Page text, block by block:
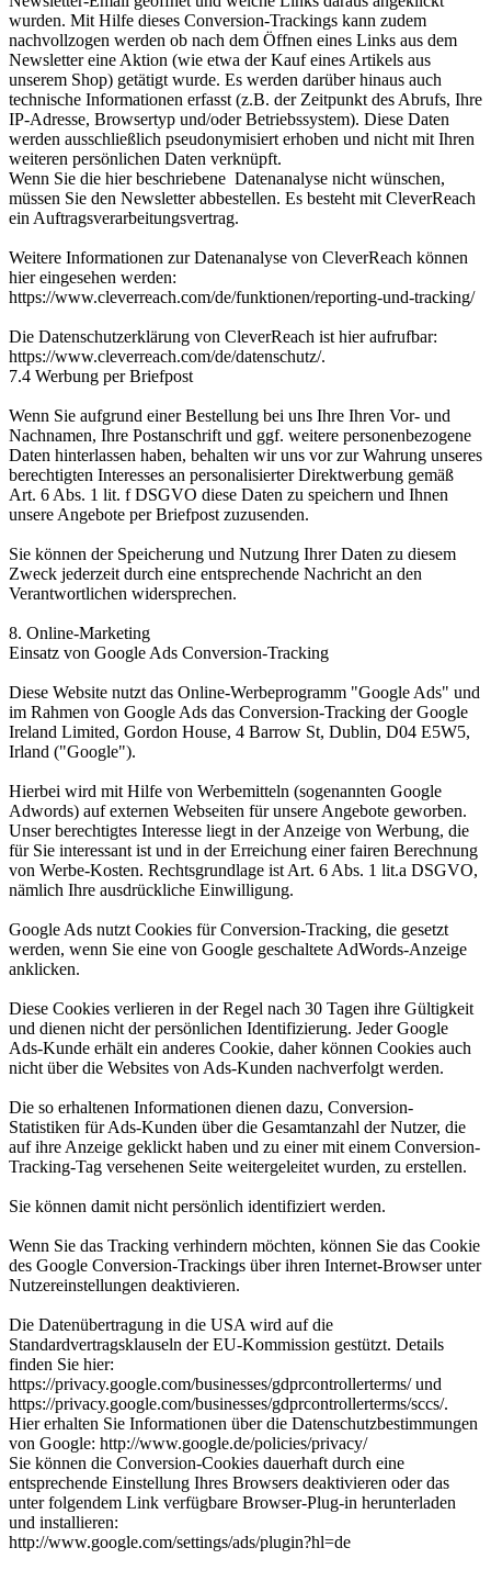
wurden. Mit Hilfe dieses Conversion-Trackings kann zudem
nachvollzogen werden ob nach dem Öffnen eines Links aus dem
Newsletter eine Aktion (wie etwa der Kauf eines Artikels aus
unserem Shop) getätigt wurde. Es werden darüber hinaus auch
technische Informationen erfasst (z.B. der Zeitpunkt des Abrufs, Ihre
IP-Adresse, Browsertyp und/oder Betriebssystem). Diese Daten
werden ausschließlich pseudonymisiert erhoben und nicht mit Ihren
weiteren persönlichen Daten verknüpft.
Wenn Sie die hier beschriebene Datenanalyse nicht wünschen,
müssen Sie den Newsletter abbestellen. Es besteht mit CleverReach
ein Auftragsverarbeitungsvertrag.
Weitere Informationen zur Datenanalyse von CleverReach können
hier eingesehen werden:
https://www.cleverreach.com/de/funktionen/reporting-und-tracking/
Die Datenschutzerklärung von CleverReach ist hier aufrufbar:
https://www.cleverreach.com/de/datenschutz/.
7.4 Werbung per Briefpost
Wenn Sie aufgrund einer Bestellung bei uns Ihre Ihren Vor- und
Nachnamen, Ihre Postanschrift und ggf. weitere personenbezogene
Daten hinterlassen haben, behalten wir uns vor zur Wahrung unseres
berechtigten Interesses an personalisierter Direktwerbung gemäß
Art. 6 Abs. 1 lit. f DSGVO diese Daten zu speichern und Ihnen
unsere Angebote per Briefpost zuzusenden.
Sie können der Speicherung und Nutzung Ihrer Daten zu diesem
Zweck jederzeit durch eine entsprechende Nachricht an den
Verantwortlichen widersprechen.
8. Online-Marketing
Einsatz von Google Ads Conversion-Tracking
Diese Website nutzt das Online-Werbeprogramm "Google Ads" und
im Rahmen von Google Ads das Conversion-Tracking der Google
Ireland Limited, Gordon House, 4 Barrow St, Dublin, D04 E5W5,
Irland ("Google").
Hierbei wird mit Hilfe von Werbemitteln (sogenannten Google
Adwords) auf externen Webseiten für unsere Angebote geworben.
Unser berechtigtes Interesse liegt in der Anzeige von Werbung, die
für Sie interessant ist und in der Erreichung einer fairen Berechnung
von Werbe-Kosten. Rechtsgrundlage ist Art. 6 Abs. 1 lit.a DSGVO,
nämlich Ihre ausdrückliche Einwilligung.
Google Ads nutzt Cookies für Conversion-Tracking, die gesetzt
werden, wenn Sie eine von Google geschaltete AdWords-Anzeige
anklicken.
Diese Cookies verlieren in der Regel nach 30 Tagen ihre Gültigkeit
und dienen nicht der persönlichen Identifizierung. Jeder Google
Ads-Kunde erhält ein anderes Cookie, daher können Cookies auch
nicht über die Websites von Ads-Kunden nachverfolgt werden.
Die so erhaltenen Informationen dienen dazu, Conversion-
Statistiken für Ads-Kunden über die Gesamtanzahl der Nutzer, die
auf ihre Anzeige geklickt haben und zu einer mit einem Conversion-
Tracking-Tag versehenen Seite weitergeleitet wurden, zu erstellen.
Sie können damit nicht persönlich identifiziert werden.
Wenn Sie das Tracking verhindern möchten, können Sie das Cookie
des Google Conversion-Trackings über ihren Internet-Browser unter
Nutzereinstellungen deaktivieren.
Die Datenübertragung in die USA wird auf die
Standardvertragsklauseln der EU-Kommission gestützt. Details
finden Sie hier:
https://privacy.google.com/businesses/gdprcontrollerterms/ und
https://privacy.google.com/businesses/gdprcontrollerterms/sccs/.
Hier erhalten Sie Informationen über die Datenschutzbestimmungen
von Google: http://www.google.de/policies/privacy/
Sie können die Conversion-Cookies dauerhaft durch eine
entsprechende Einstellung Ihres Browsers deaktivieren oder das
unter folgendem Link verfügbare Browser-Plug-in herunterladen
und installieren:
http://www.google.com/settings/ads/plugin?hl=de